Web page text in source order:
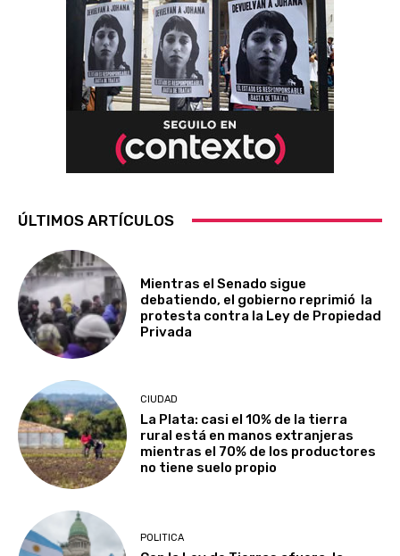
ÚLTIMOS ARTÍCULOS
Mientras el Senado sigue
debatiendo, el gobierno reprimió la
protesta contra la Ley de Propiedad
Privada
CIUDAD
La Plata: casi el 10% de la tierra
rural está en manos extranjeras
mientras el 70% de los productores
no tiene suelo propio
POLITICA